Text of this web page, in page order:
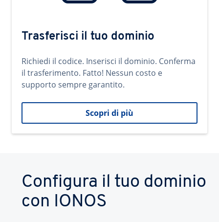
Trasferisci il tuo dominio
Richiedi il codice. Inserisci il dominio. Conferma
il trasferimento. Fatto! Nessun costo e
supporto sempre garantito.
Scopri di più
Configura il tuo dominio
con IONOS